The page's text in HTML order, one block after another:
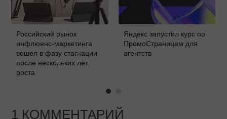
Российский рынок
инфлюенс-маркетинга
вошел в фазу стагнации
после нескольких лет
роста
Яндекс запустил курс по
ПромоСтраницам для
агентств
1 КОММЕНТАРИЙ